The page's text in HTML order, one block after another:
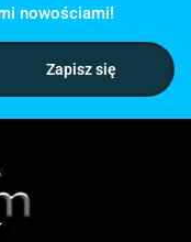
nowościami!